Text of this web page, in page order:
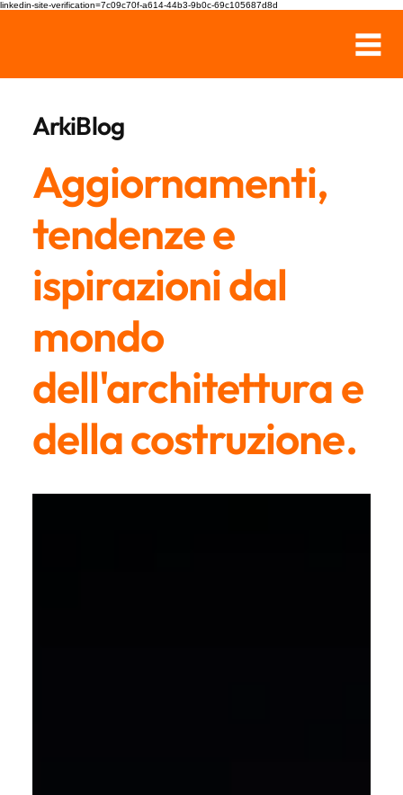
linkedin-site-verification=7c09c70f-a614-44b3-9b0c-69c105687d8d
ArkiBlog
Aggiornamenti,
tendenze e
ispirazioni dal
mondo
dell'architettura e
della costruzione.